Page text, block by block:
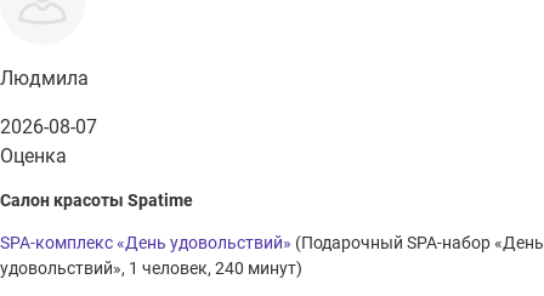
Людмила
2026-08-07
Оценка
Салон красоты Spatime
SPA-комплекс «День удовольствий» (Подарочный SPA-набор «День
удовольствий», 1 человек, 240 минут)